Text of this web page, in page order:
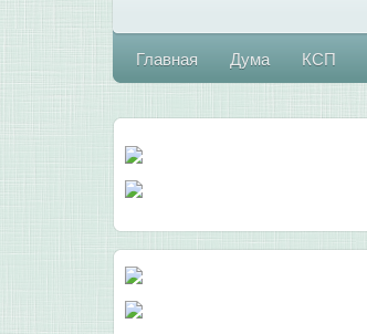
Главная Дума КСП